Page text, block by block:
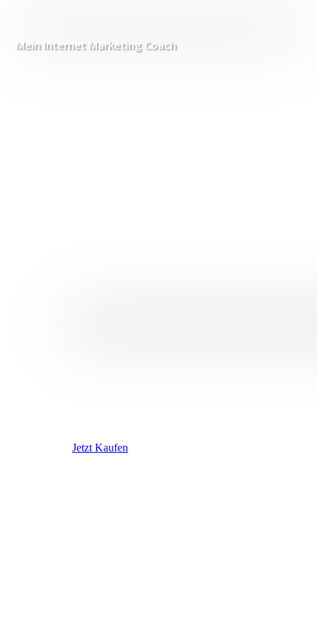
Mein Internet Marketing Coach
Jetzt Kaufen